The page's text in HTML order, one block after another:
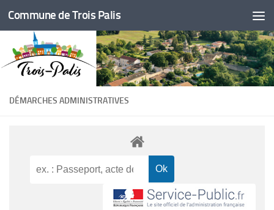
Skip to content
Commune de Trois Palis
DÉMARCHES ADMINISTRATIVES